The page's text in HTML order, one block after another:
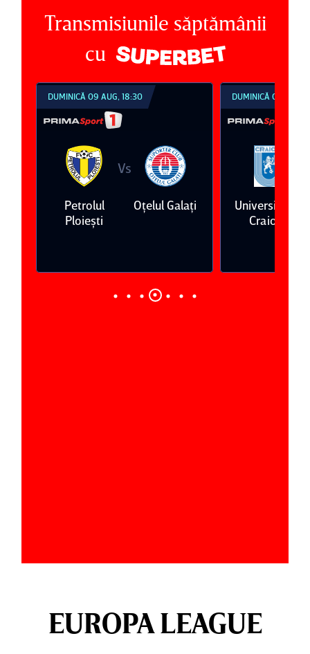
Transmisiunile săptămânii
cu
DUMINICĂ 09 AUG, 21:30
Universitatea
Craiova
Vs
FC Argeş
LUNI 10 AUG, 18:30
FC Botoşani
EUROPA LEAGUE